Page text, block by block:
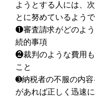
ようとする人には、
とに努めているようで
❶審査請求がどのよ
続的事項
❷裁判のような費用
こと
➌納税者の不服の内容
があれば正しく迅速